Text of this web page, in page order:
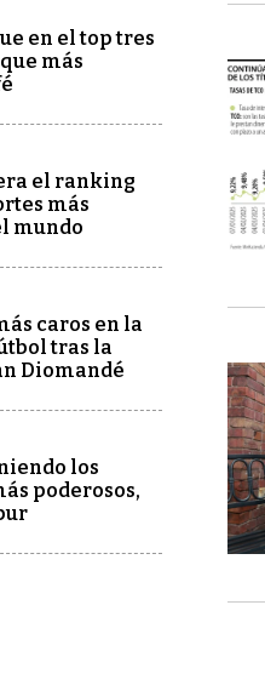
en el top tres
más
el ranking
más
mundo
caros en la
tras la
Diomandé
los
poderosos,